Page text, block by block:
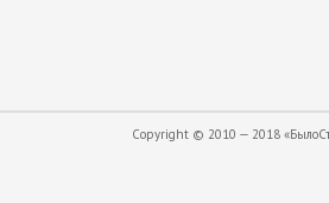
Copyright © 2010 — 2018